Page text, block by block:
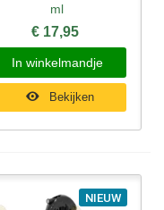
ml
€ 17,95
In winkelmandje
Bekijken
NIEUW